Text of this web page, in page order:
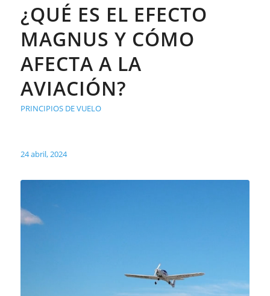
¿QUÉ ES EL EFECTO
MAGNUS Y CÓMO
AFECTA A LA
AVIACIÓN?
PRINCIPIOS DE VUELO
24 abril, 2024